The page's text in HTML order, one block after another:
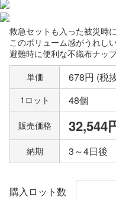
救急セットも入った被災時
このボリューム感がうれし
避難時に便利な不織布ナッ
単価
678円 (税
1ロット 48個
販売価格 32,544
納期 3～4日後
購入ロット数